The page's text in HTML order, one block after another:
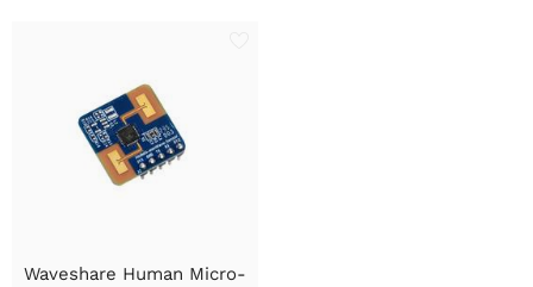
Waveshare Human Micro-